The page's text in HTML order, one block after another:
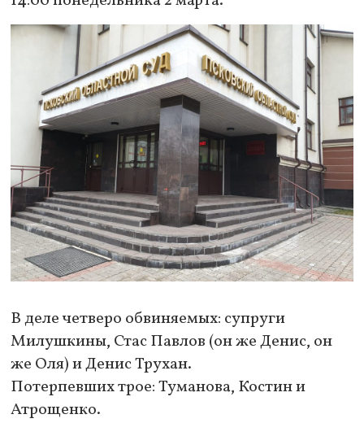
В деле четверо обвиняемых: супруги
Милушкины, Стас Павлов (он же Денис, он
же Оля) и Денис Трухан.
Потерпевших трое: Туманова, Костин и
Атрощенко.